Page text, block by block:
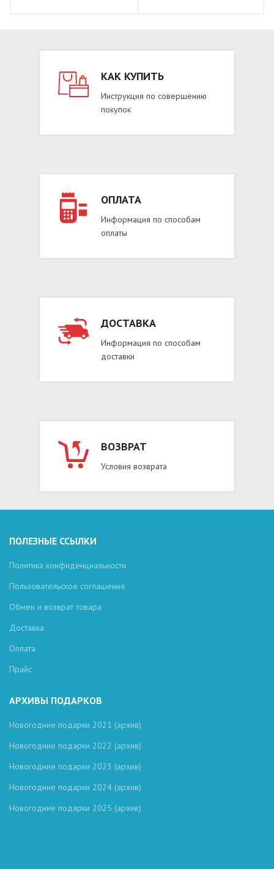
КАК КУПИТЬ
Инструкция по совершению
покупок
ОПЛАТА
Информация по способам
оплаты
ДОСТАВКА
Информация по способам
доставки
ВОЗВРАТ
Условия возврата
ПОЛЕЗНЫЕ ССЫЛКИ
Политика конфиденциальности
Пользовательское соглашение
Обмен и возврат товара
Доставка
Оплата
Прайс
АРХИВЫ ПОДАРКОВ
Новогодние подарки 2021 (архив)
Новогодние подарки 2022 (архив)
Новогодние подарки 2023 (архив)
Новогодние подарки 2024 (архив)
Новогодние подарки 2025 (архив)